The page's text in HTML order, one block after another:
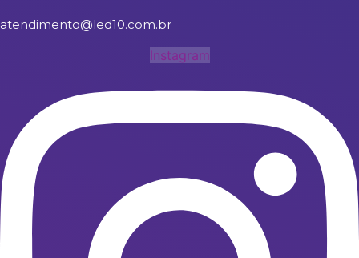
atendimento@led10.com.br
Instagram